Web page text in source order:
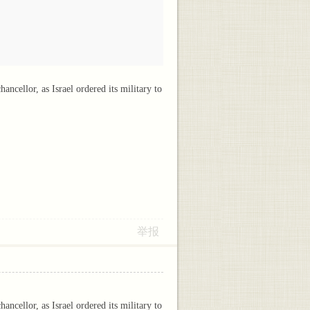
as Israel ordered its military to
举报
as Israel ordered its military to